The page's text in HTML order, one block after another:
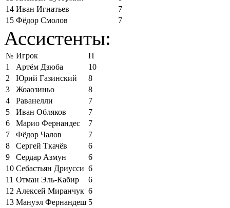
14 Иван Игнатьев
7
15 Фёдор Смолов 7
Ассистенты:
№ Игрок
П
1
Артём Дзюба
10
2
Юрий Газинский
8
3
Жоаозиньо
8
4
Раванелли
7
5
Иван Обляков
7
6
Марио Фернандес
7
7
Фёдор Чалов
7
8
Сергей Ткачёв
6
9
Сердар Азмун
6
10 Себастьян Дриусси 6
11 Отман Эль-Кабир
6
12 Алексей Миранчук 6
13 Мануэл Фернандеш 5